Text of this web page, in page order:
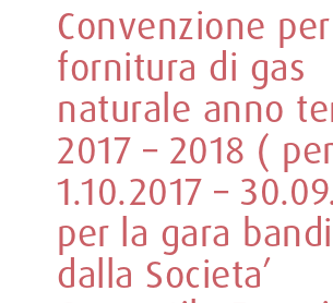
Convenzione
fornitura di gas
naturale anno
2017 – 2018 (
1.10.2017 –
per la gara
dalla Societa’